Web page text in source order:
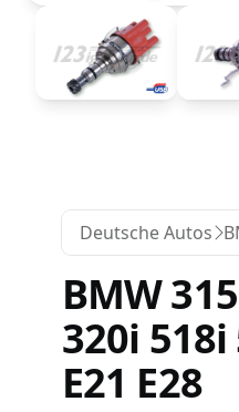
Deutsche Autos
BMW
320i 518i
E21 E28